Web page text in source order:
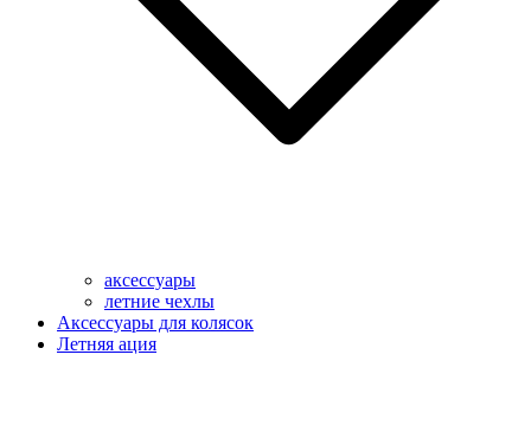
аксессуары
летние чехлы
Аксессуары для колясок
Летняя ация